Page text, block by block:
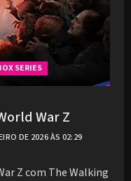
SERIES
War Z
DE 2026 ÀS 02:29
Z com The Walking